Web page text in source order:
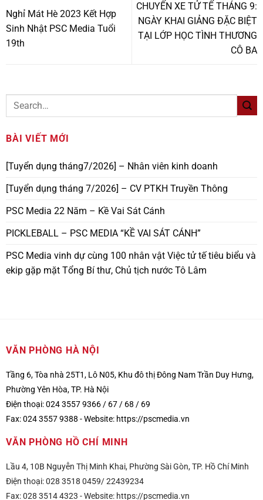
Nghỉ Mát Hè 2023 Kết Hợp
Sinh Nhật PSC Media Tuổi
19th
CHUYẾN XE TỬ TẾ THÁNG 9:
NGÀY KHAI GIẢNG ĐẶC BIỆT
TẠI LỚP HỌC TÌNH THƯƠNG
CÔ BA
BÀI VIẾT MỚI
[Tuyển dụng tháng7/2026] – Nhân viên kinh doanh
[Tuyển dụng tháng 7/2026] – CV PTKH Truyền Thông
PSC Media 22 Năm – Kề Vai Sát Cánh
PICKLEBALL – PSC MEDIA “KỀ VAI SÁT CÁNH”
PSC Media vinh dự cùng 100 nhân vật Việc tử tế tiêu biểu và
ekip gặp mặt Tổng Bí thư, Chủ tịch nước Tô Lâm
VĂN PHÒNG HÀ NỘI
Tầng 6, Tòa nhà 25T1, Lô N05, Khu đô thị Đông Nam Trần Duy Hưng,
Phường Yên Hòa, TP. Hà Nội
Điện thoại: 024 3557 9366 / 67 / 68 / 69
Fax: 024 3557 9388 -Website: https://pscmedia.vn
VĂN PHÒNG HỒ CHÍ MINH
Lầu 4, 10B Nguyễn Thị Minh Khai, Phường Sài Gòn, TP. Hồ Chí Minh
Điện thoại: 028 3518 0459/ 22439234
Fax: 028 3514 4323 -Website: https://pscmedia.vn